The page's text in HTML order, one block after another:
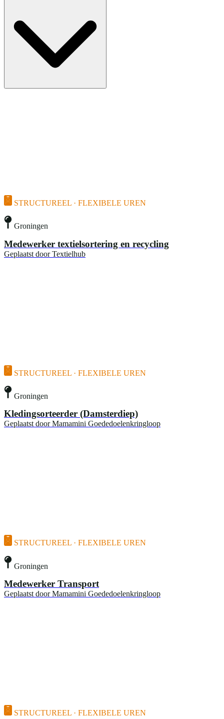
STRUCTUREEL · FLEXIBELE UREN
Groningen
Medewerker textielsortering en recycling
Geplaatst door Textielhub
STRUCTUREEL · FLEXIBELE UREN
Groningen
Kledingsorteerder (Damsterdiep)
Geplaatst door Mamamini Goededoelenkringloop
STRUCTUREEL · FLEXIBELE UREN
Groningen
Medewerker Transport
Geplaatst door Mamamini Goededoelenkringloop
STRUCTUREEL · FLEXIBELE UREN